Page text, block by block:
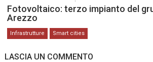
Fotovoltaico: terzo impianto del
Arezzo
Infrastrutture Smart cities
LASCIA UN COMMENTO